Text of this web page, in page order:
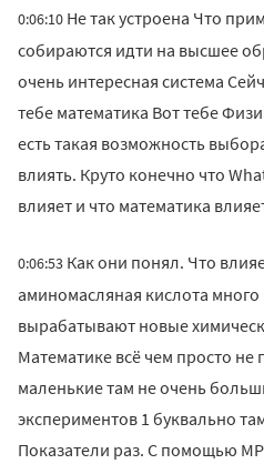
0:06:10 Не так устроена Что
собираются идти на высшее
очень интересная система
тебе математика Вот тебе
есть такая возможность
влиять. Круто конечно что
влияет и что математика
0:06:53 Как они понял. Что
аминомасляная кислота
вырабатывают новые
Математике всё чем просто
маленькие там не очень
экспериментов 1 буквально
Показатели раз. С помощью